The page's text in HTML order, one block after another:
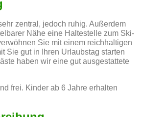
zentral, jedoch ruhig. Außerdem
Nähe eine Haltestelle zum Ski-
Sie mit einem reichhaltigen
Sie gut in Ihren Urlaubstag starten
haben wir eine gut ausgestattete
frei. Kinder ab 6 Jahre erhalten